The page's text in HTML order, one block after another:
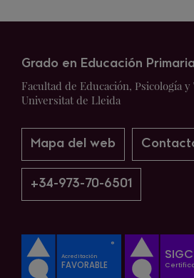
Grado en Educación Primaria
Facultad de Educación, Psicología
Universitat de Lleida
Mapa del web
+34-973-70-6501